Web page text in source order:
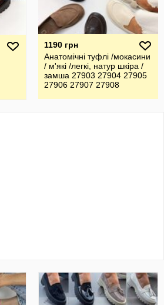
1190 грн
Анатомічні туфлі /мокасини
/ м'які /легкі, натур шкіра /
замша 27903 27904 27905
27906 27907 27908